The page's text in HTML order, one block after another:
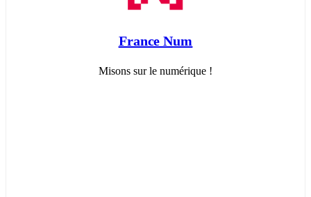
France Num
Misons sur le numérique !